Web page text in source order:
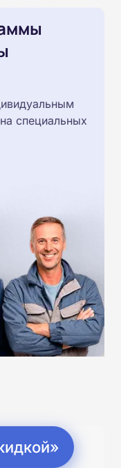
специальных